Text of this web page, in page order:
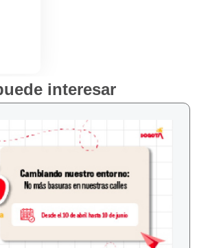
interesar